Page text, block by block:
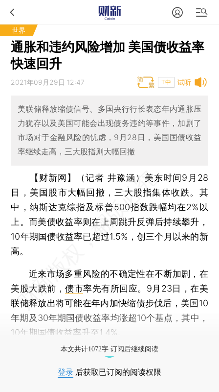
世界
通胀和违约风险增加 美国债收益率
快速回升
试听
2021年09月29日 12:47 T中
美联储释放缩债信号、多国央行行长表态年内通胀压
力犹存以及美国可能会出现债务违约等事件，加剧了
市场对于金融风险的忧虑，9月28日，美国国债收益
率继续走高，三大股指则大幅回撤
【财新网】（记者 井豫涵） 美东时间9月28
日，美国股市大幅回撤，三大股指集体收跌。其
中，纳斯达克综指及标普500指数跌幅均在2%以
上。而美债收益率则在上周跳升反弹后持续攀升，
10年期国债收益率已超过1.5%，创三个月以来的新
高。
近来市场多重风险的不确定性在不断加剧，在
美股大跌前，债市率先有所回应。9月23日，在美
联储释放出将可能在年内加快缩债步伐后，美国10
年期及30年期国债收益率均涨超10个基点，其中，
10年期国债收益率升至1.4%。
本文共计1072字 订阅后继续阅读
登录 后获取已订阅的阅读权限